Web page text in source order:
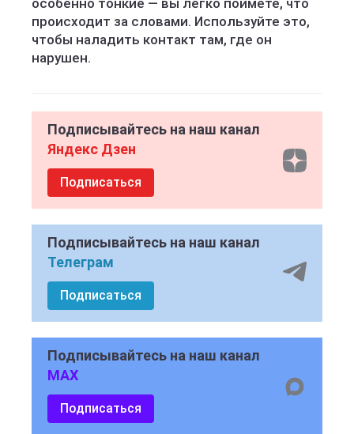
особенно тонкие — вы легко поймёте, что
происходит за словами. Используйте это,
чтобы наладить контакт там, где он
нарушен.
Подписывайтесь на наш канал
Яндекс Дзен
Подписаться
Подписывайтесь на наш канал
Телеграм
Подписаться
Подписывайтесь на наш канал
MAX
Подписаться